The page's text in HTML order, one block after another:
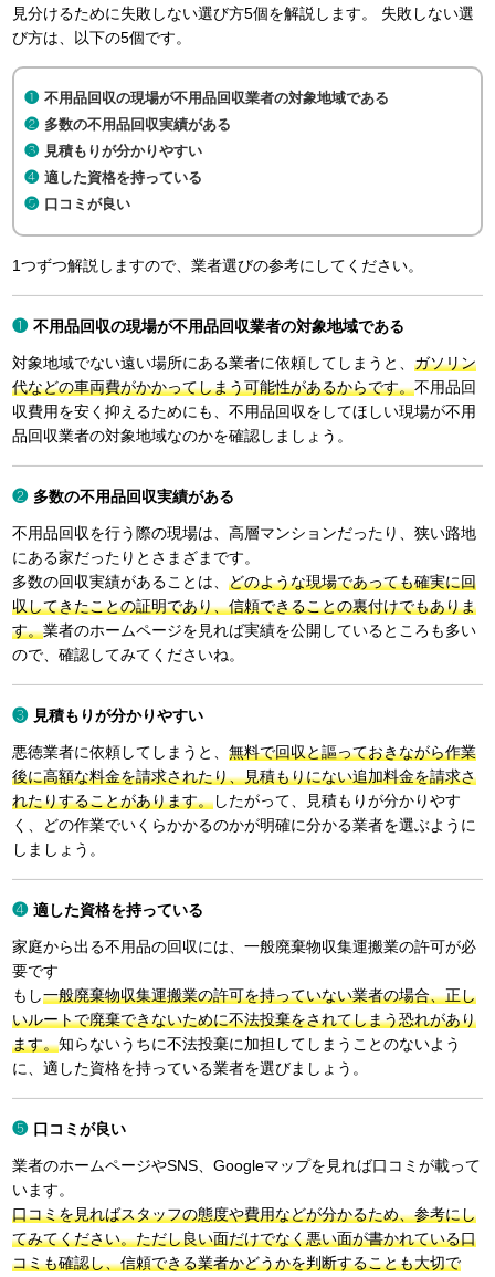
見分けるために失敗しない選び方5個を解説します。 失敗しない選
び方は、以下の5個です。
不用品回収の現場が不用品回収業者の対象地域である
多数の不用品回収実績がある
見積もりが分かりやすい
適した資格を持っている
口コミが良い
1つずつ解説しますので、業者選びの参考にしてください。
不用品回収の現場が不用品回収業者の対象地域である
対象地域でない遠い場所にある業者に依頼してしまうと、ガソリン
代などの車両費がかかってしまう可能性があるからです。不用品回
収費用を安く抑えるためにも、不用品回収をしてほしい現場が不用
品回収業者の対象地域なのかを確認しましょう。
多数の不用品回収実績がある
不用品回収を行う際の現場は、高層マンションだったり、狭い路地
にある家だったりとさまざまです。
多数の回収実績があることは、どのような現場であっても確実に回
収してきたことの証明であり、信頼できることの裏付けでもありま
す。業者のホームページを見れば実績を公開しているところも多い
ので、確認してみてくださいね。
見積もりが分かりやすい
悪徳業者に依頼してしまうと、無料で回収と謳っておきながら作業
後に高額な料金を請求されたり、見積もりにない追加料金を請求さ
れたりすることがあります。したがって、見積もりが分かりやす
く、どの作業でいくらかかるのかが明確に分かる業者を選ぶように
しましょう。
適した資格を持っている
家庭から出る不用品の回収には、一般廃棄物収集運搬業の許可が必
要です
もし一般廃棄物収集運搬業の許可を持っていない業者の場合、正し
いルートで廃棄できないために不法投棄をされてしまう恐れがあり
ます。知らないうちに不法投棄に加担してしまうことのないよう
に、適した資格を持っている業者を選びましょう。
口コミが良い
業者のホームページやSNS、Googleマップを見れば口コミが載って
います。
口コミを見ればスタッフの態度や費用などが分かるため、参考にし
てみてください。ただし良い面だけでなく悪い面が書かれている口
コミも確認し、信頼できる業者かどうかを判断することも大切で